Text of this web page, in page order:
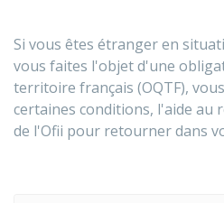
Si vous êtes étranger en
vous faites l'objet d'une
territoire français (OQTF),
certaines conditions, l'aide au
de l'Ofii pour retourner dans